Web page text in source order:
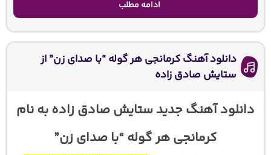
ادامه مطلب
دانلود آهنگ کرمانجی هر گوله “با صدای زن” از
ستایش صادق زاده
دانلود آهنگ جدید ستایش صادق زاده به نام
کرمانجی هر گوله “با صدای زن”